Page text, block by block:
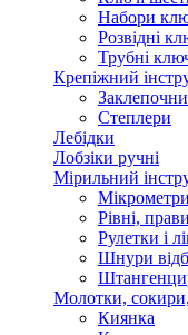
Набори
Розвідні
Трубні
Крепіжний
Степлери
Лебідки
Лобзіки ручні
Мірильний
Мікрометри
Рівні,
Рулетки і
Шнури
Молотки,
Киянка